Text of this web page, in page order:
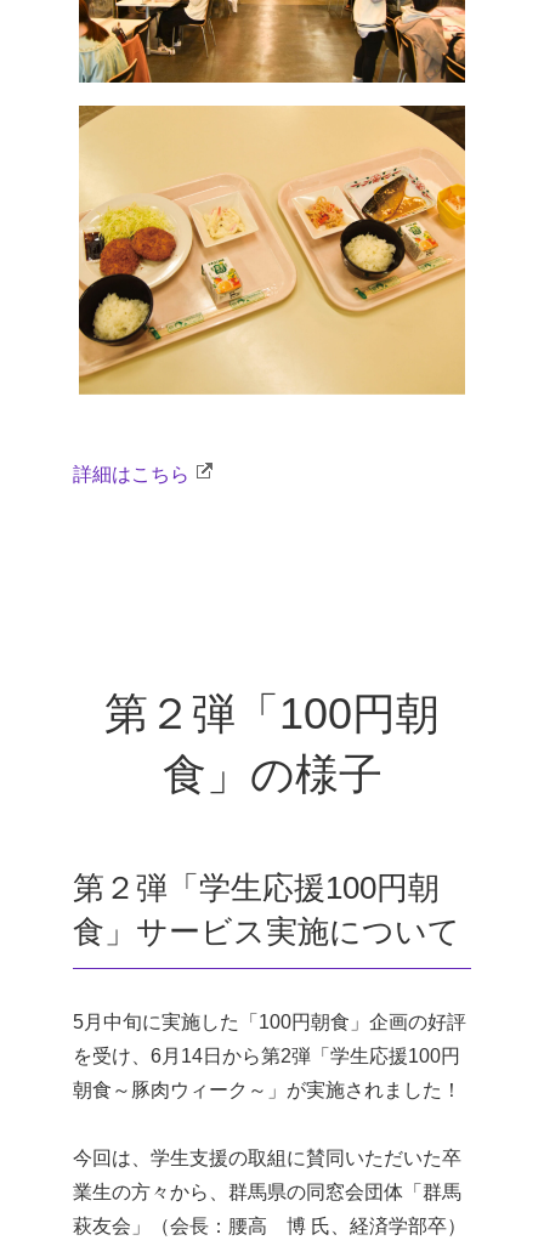
詳細はこちら
第２弾「100円朝
食」の様子
第２弾「学生応援100円朝
食」サービス実施について
5月中旬に実施した「100円朝食」企画の好評
を受け、6月14日から第2弾「学生応援100円
朝食～豚肉ウィーク～」が実施されました！
今回は、学生支援の取組に賛同いただいた卒
業生の方々から、群馬県の同窓会団体「群馬
萩友会」（会長：腰高 博 氏、経済学部卒）